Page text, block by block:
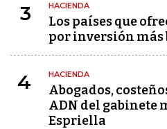
3 HACIENDA
Los países que
por inversión más
4 HACIENDA
Abogados,
ADN del gabinete
Espriella